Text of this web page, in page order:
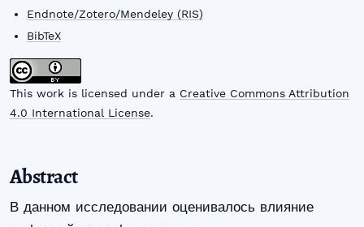
Endnote/Zotero/Mendeley (RIS)
BibTeX
This work is licensed under a Creative Commons Attribution
4.0 International License.
Abstract
В данном исследовании оценивалось влияние